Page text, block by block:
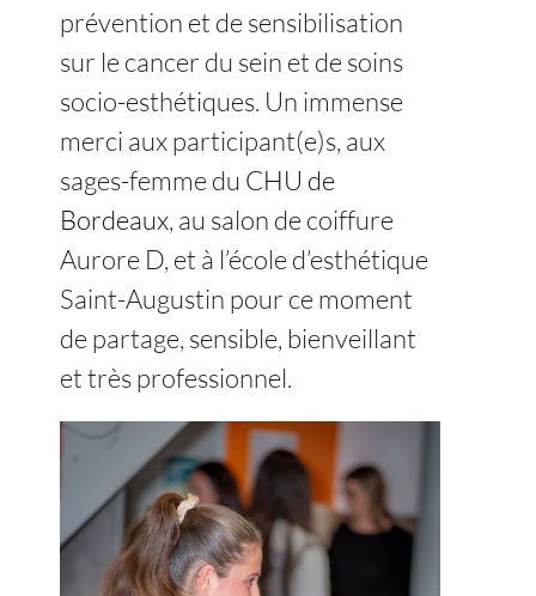
prévention et de sensibilisation
sur le cancer du sein et de soins
socio-esthétiques. Un immense
merci aux participant(e)s, aux
sages-femme du CHU de
Bordeaux, au salon de coiffure
Aurore D, et à l’école d’esthétique
Saint-Augustin pour ce moment
de partage, sensible, bienveillant
et très professionnel.